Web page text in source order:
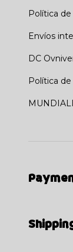
Política
Envíos
DC
Política